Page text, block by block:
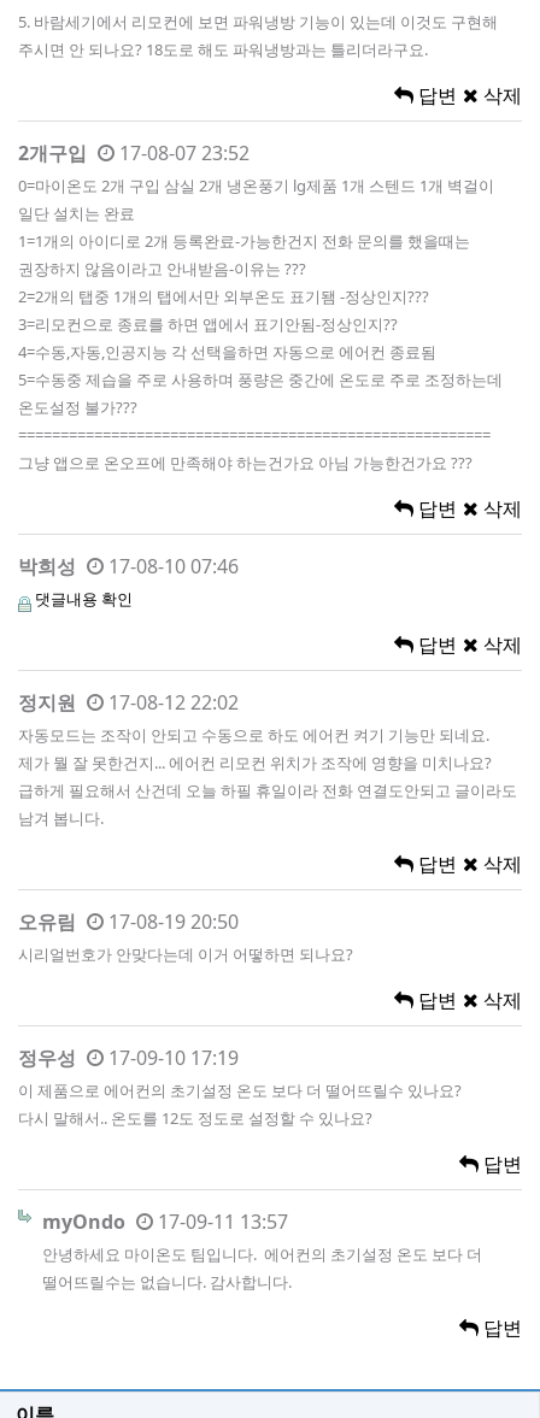
5. 바람세기에서 리모컨에 보면 파워냉방 기능이 있는데 이것도 구현해
주시면 안 되나요? 18도로 해도 파워냉방과는 틀리더라구요.
답변 삭제
2개구입 17-08-07 23:52
0=마이온도 2개 구입 삼실 2개 냉온풍기 lg제품 1개 스텐드 1개 벽걸이
일단 설치는 완료
1=1개의 아이디로 2개 등록완료-가능한건지 전화 문의를 했을때는
권장하지 않음이라고 안내받음-이유는 ???
2=2개의 탭중 1개의 탭에서만 외부온도 표기됌 -정상인지???
3=리모컨으로 종료를 하면 앱에서 표기안됨-정상인지??
4=수동,자동,인공지능 각 선택을하면 자동으로 에어컨 종료됨
5=수동중 제습을 주로 사용하며 풍량은 중간에 온도로 주로 조정하는데
온도설정 불가???
========================================================
그냥 앱으로 온오프에 만족해야 하는건가요 아님 가능한건가요 ???
답변 삭제
박희성 17-08-10 07:46
댓글내용 확인
답변 삭제
정지원 17-08-12 22:02
자동모드는 조작이 안되고 수동으로 하도 에어컨 켜기 기능만 되네요.
제가 뭘 잘 못한건지... 에어컨 리모컨 위치가 조작에 영향을 미치나요?
급하게 필요해서 산건데 오늘 하필 휴일이라 전화 연결도안되고 글이라도
남겨 봅니다.
답변 삭제
오유림 17-08-19 20:50
시리얼번호가 안맞다는데 이거 어떻하면 되나요?
답변 삭제
정우성 17-09-10 17:19
이 제품으로 에어컨의 초기설정 온도 보다 더 떨어뜨릴수 있나요?
다시 말해서.. 온도를 12도 정도로 설정할 수 있나요?
답변
myOndo 17-09-11 13:57
안녕하세요 마이온도 팀입니다. 에어컨의 초기설정 온도 보다 더
떨어뜨릴수는 없습니다. 감사합니다.
답변